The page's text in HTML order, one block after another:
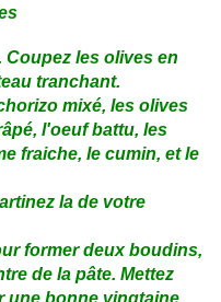
Coupez les olives en
tranchant.
mixé, les olives
l'oeuf battu, les
fraiche, le cumin, et le
la de votre
former deux boudins,
de la pâte. Mettez